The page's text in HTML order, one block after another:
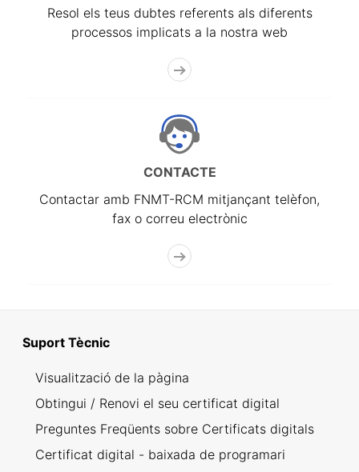
Resol els teus dubtes referents als diferents
processos implicats a la nostra web
CONTACTE
Contactar amb FNMT-RCM mitjançant telèfon,
fax o correu electrònic
Suport Tècnic
Visualització de la pàgina
Obtingui / Renovi el seu certificat digital
Preguntes Freqüents sobre Certificats digitals
Certificat digital - baixada de programari